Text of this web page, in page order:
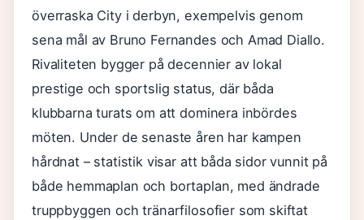
överraska City i derbyn, exempelvis genom
sena mål av Bruno Fernandes och Amad Diallo.
Rivaliteten bygger på decennier av lokal
prestige och sportslig status, där båda
klubbarna turats om att dominera inbördes
möten. Under de senaste åren har kampen
hårdnat – statistik visar att båda sidor vunnit på
både hemmaplan och bortaplan, med ändrade
truppbyggen och tränarfilosofier som skiftat